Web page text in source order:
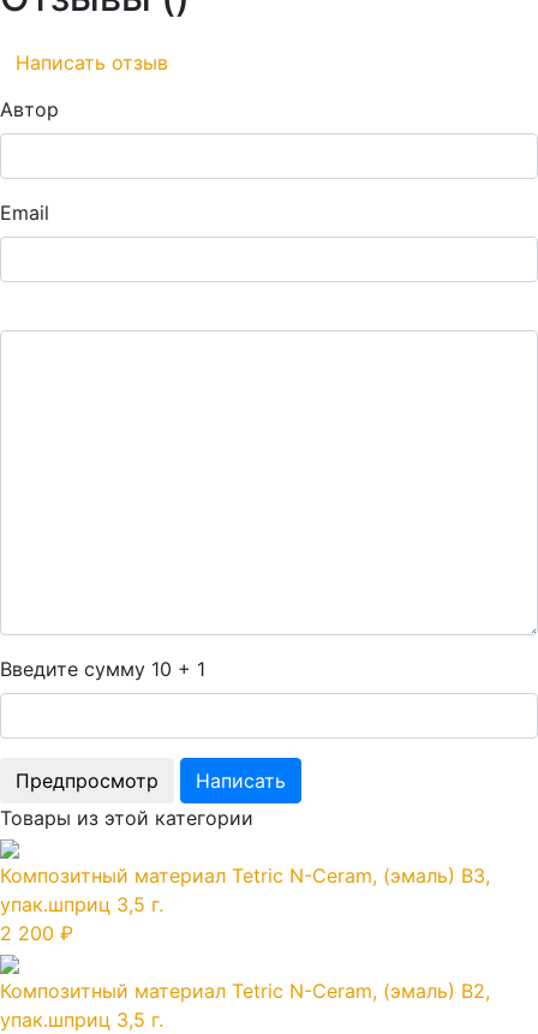
Написать отзыв
Автор
Email
Введите сумму 10 + 1
Товары из этой категории
Композитный материал Tetric N-Ceram, (эмаль) B3,
упак.шприц 3,5 г.
2 200 ₽
Композитный материал Tetric N-Ceram, (эмаль) B2,
упак.шприц 3,5 г.